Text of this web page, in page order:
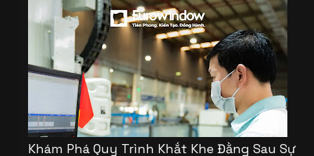
Khám Phá Quy Trình Khắt Khe Đằng Sau Sự